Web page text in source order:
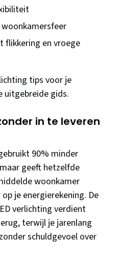
flikkering en vroege
tips voor je
uitgebreide gids.
in te leveren
90% minder
geeft hetzelfde
woonkamer
je energierekening. De
verlichting verdient
terwijl je jarenlang
schuldgevoel over